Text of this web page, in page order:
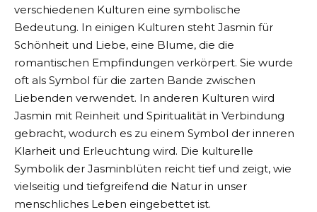
verschiedenen Kulturen eine symbolische
Bedeutung. In einigen Kulturen steht Jasmin für
Schönheit und Liebe, eine Blume, die die
romantischen Empfindungen verkörpert. Sie wurde
oft als Symbol für die zarten Bande zwischen
Liebenden verwendet. In anderen Kulturen wird
Jasmin mit Reinheit und Spiritualität in Verbindung
gebracht, wodurch es zu einem Symbol der inneren
Klarheit und Erleuchtung wird. Die kulturelle
Symbolik der Jasminblüten reicht tief und zeigt, wie
vielseitig und tiefgreifend die Natur in unser
menschliches Leben eingebettet ist.